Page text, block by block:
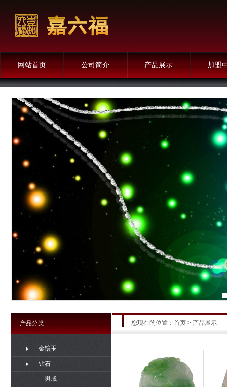
网站首页 公司简介 产品展示 加盟
您现在的位置： 首页 > 产品展示
产品分类
金镶玉
钻石
男戒